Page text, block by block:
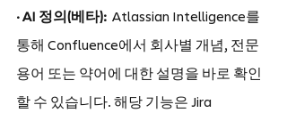
· AI 정의(베타): Atlassian Intelligence를
통해 Confluence에서 회사별 개념, 전문
용어 또는 약어에 대한 설명을 바로 확인
할 수 있습니다. 해당 기능은 Jira